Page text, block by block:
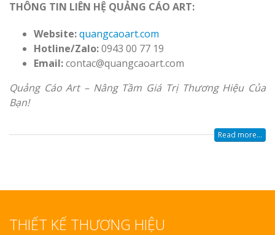
THÔNG TIN LIÊN HỆ QUẢNG CÁO ART:
Website:quangcaoart.com
Hotline/Zalo:0943 00 77 19
Email:contac@quangcaoart.com
Quảng Cáo Art – Nâng Tầm Giá Trị Thương Hiệu Của
Bạn!
Read more...
THIẾT KẾ THƯƠNG HIỆU